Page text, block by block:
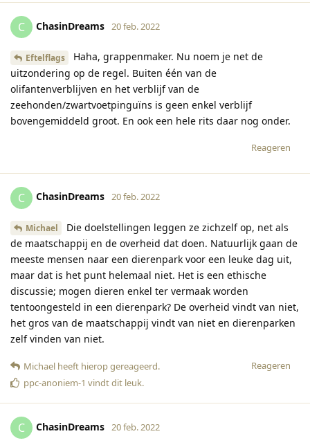
C ChasinDreams 20 feb. 2022
Eftelflags
Haha, grappenmaker. Nu noem je net de
uitzondering op de regel. Buiten één van de
olifantenverblijven en het verblijf van de
zeehonden/zwartvoetpinguïns is geen enkel verblijf
bovengemiddeld groot. En ook een hele rits daar nog onder.
Reageren
C ChasinDreams 20 feb. 2022
Michael
Die doelstellingen leggen ze zichzelf op, net als
de maatschappij en de overheid dat doen. Natuurlijk gaan de
meeste mensen naar een dierenpark voor een leuke dag uit,
maar dat is het punt helemaal niet. Het is een ethische
discussie; mogen dieren enkel ter vermaak worden
tentoongesteld in een dierenpark? De overheid vindt van niet,
het gros van de maatschappij vindt van niet en dierenparken
zelf vinden van niet.
Reageren
Michael heeft hierop gereageerd.
ppc-anoniem-1 vindt dit leuk.
C ChasinDreams 20 feb. 2022